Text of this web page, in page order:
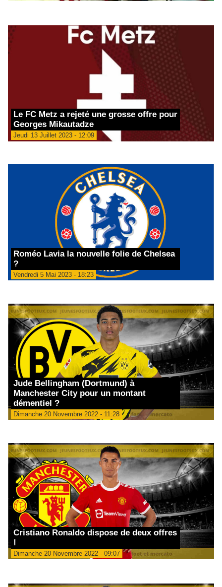
Le FC Metz a rejeté une grosse offre pour
Georges Mikautadze
Jeudi 13 Juillet 2023 - 12:09
Roméo Lavia la nouvelle folie de Chelsea
?
Vendredi 5 Mai 2023 - 18:23
Jude Bellingham (Dortmund) à
Manchester City pour un montant
démentiel ?
Dimanche 20 Novembre 2022 - 11:28
Cristiano Ronaldo dispose de deux offres
!
Dimanche 20 Novembre 2022 - 09:07